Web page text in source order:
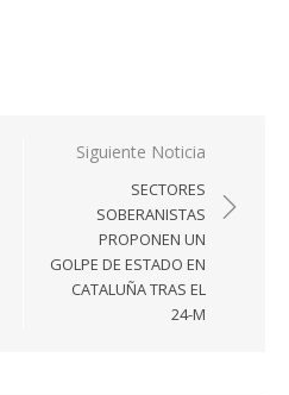
Siguiente Noticia
SECTORES
SOBERANISTAS
PROPONEN UN
GOLPE DE ESTADO EN
CATALUÑA TRAS EL
24-M